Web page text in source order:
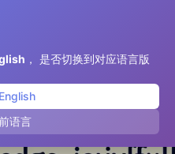
， 是否切换到对应语言版
语言